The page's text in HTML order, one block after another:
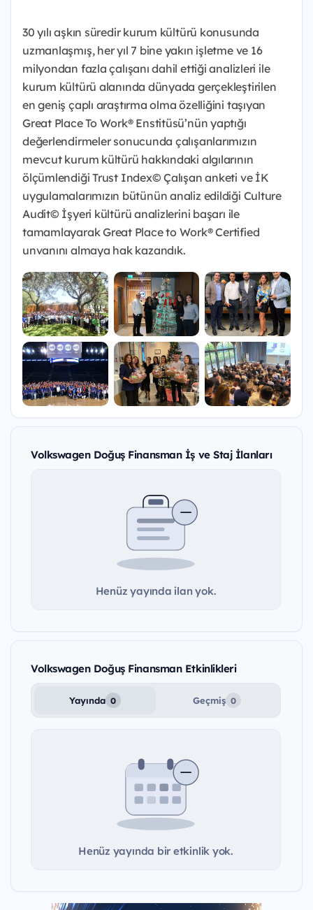
30 yılı aşkın süredir kurum kültürü konusunda
uzmanlaşmış, her yıl 7 bine yakın işletme ve 16
milyondan fazla çalışanı dahil ettiği analizleri ile
kurum kültürü alanında dünyada gerçekleştirilen
en geniş çaplı araştırma olma özelliğini taşıyan
Great Place To Work® Enstitüsü’nün yaptığı
değerlendirmeler sonucunda çalışanlarımızın
mevcut kurum kültürü hakkındaki algılarının
ölçümlendiği Trust Index© Çalışan anketi ve İK
uygulamalarımızın bütünün analiz edildiği Culture
Audit© İşyeri kültürü analizlerini başarı ile
tamamlayarak Great Place to Work® Certified
unvanını almaya hak kazandık.
Volkswagen Doğuş Finansman İş ve Staj İlanları
Henüz yayında ilan yok.
Volkswagen Doğuş Finansman Etkinlikleri
Yayında 0 Geçmiş 0
Henüz yayında bir etkinlik yok.